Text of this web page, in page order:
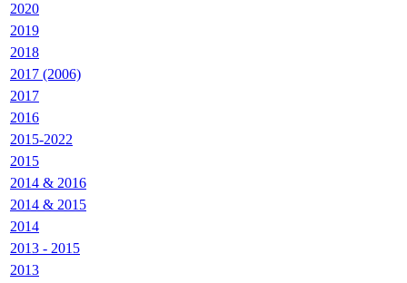
2020
2019
2018
2017 (2006)
2017
2016
2015-2022
2015
2014 & 2016
2014 & 2015
2014
2013 - 2015
2013